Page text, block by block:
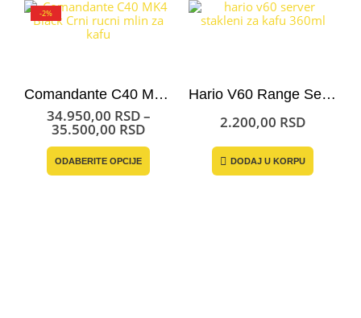
-2%
Comandante C40 MK4 ručni mlin za kafu
34.950,00 RSD–
35.500,00 RSDRaspon
cena:
od
34.950,00 RSD
ODABERITE OPCIJE
Ovaj proizvod ima više varijanti. Opcije mogu biti izabrane na stranici proizvoda.
Hario V60 Range Server za kafu 360
2.200,00 RSD
DODAJ U KORPU